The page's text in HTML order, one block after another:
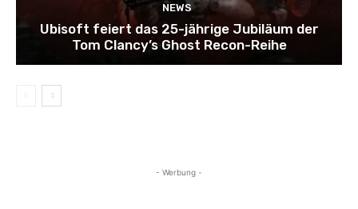
NEWS
Ubisoft feiert das 25-jährige Jubiläum der
Tom Clancy’s Ghost Recon-Reihe
- Werbung -